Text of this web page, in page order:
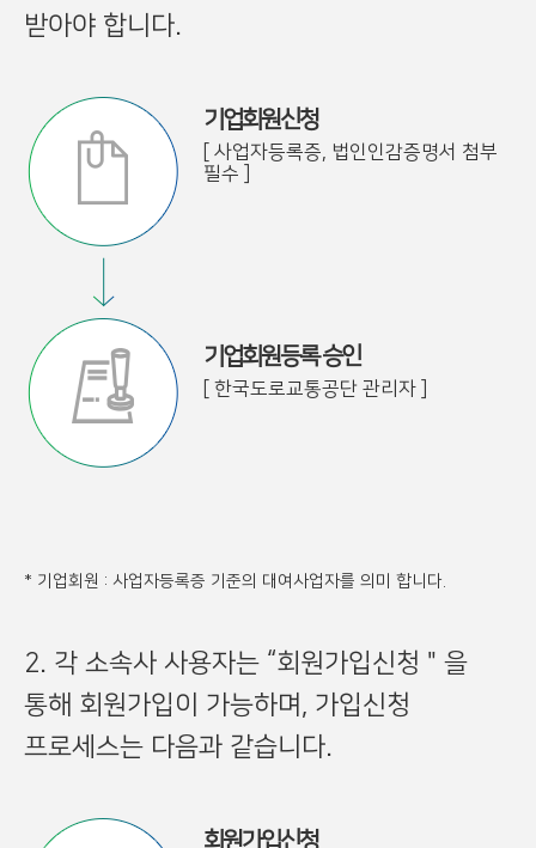
받아야 합니다.
기업회원신청
[ 사업자등록증, 법인인감증명서 첨부
필수 ]
기업회원등록 승인
[ 한국도로교통공단 관리자 ]
* 기업회원 : 사업자등록증 기준의 대여사업자를 의미 합니다.
2. 각 소속사 사용자는 “회원가입신청＂을
통해 회원가입이 가능하며, 가입신청
프로세스는 다음과 같습니다.
회원가입신청